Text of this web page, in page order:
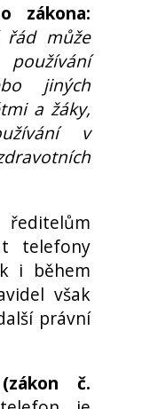
zákona:
může
jiných
a žáky,
v
telefony
i během
však
právní
č.